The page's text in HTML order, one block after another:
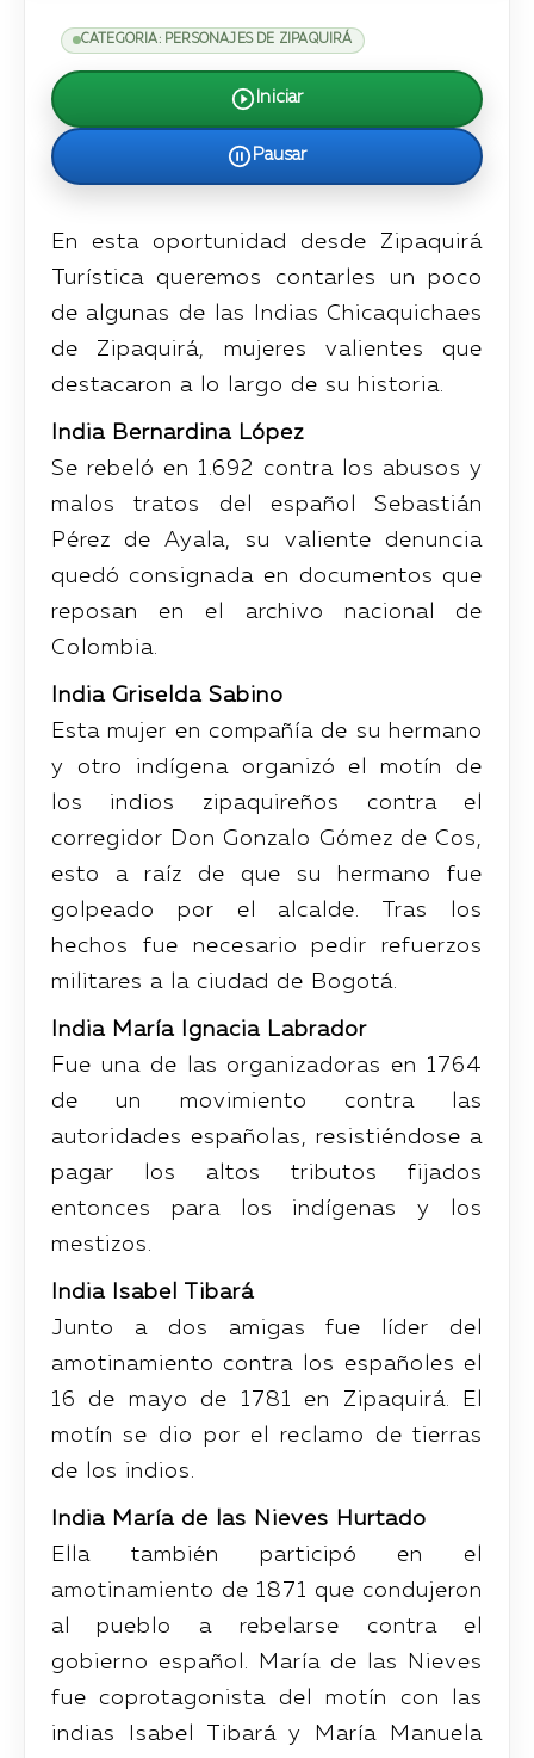
CATEGORIA: PERSONAJES DE ZIPAQUIRÁ
Iniciar
Pausar
En esta oportunidad desde Zipaquirá
Turística queremos contarles un poco
de algunas de las Indias Chicaquichaes
de Zipaquirá, mujeres valientes que
destacaron a lo largo de su historia.
India Bernardina López
Se rebeló en 1.692 contra los abusos y
malos tratos del español Sebastián
Pérez de Ayala, su valiente denuncia
quedó consignada en documentos que
reposan en el archivo nacional de
Colombia.
India Griselda Sabino
Esta mujer en compañía de su hermano
y otro indígena organizó el motín de
los indios zipaquireños contra el
corregidor Don Gonzalo Gómez de Cos,
esto a raíz de que su hermano fue
golpeado por el alcalde. Tras los
hechos fue necesario pedir refuerzos
militares a la ciudad de Bogotá.
India María Ignacia Labrador
Fue una de las organizadoras en 1764
de un movimiento contra las
autoridades españolas, resistiéndose a
pagar los altos tributos fijados
entonces para los indígenas y los
mestizos.
India Isabel Tibará
Junto a dos amigas fue líder del
amotinamiento contra los españoles el
16 de mayo de 1781 en Zipaquirá. El
motín se dio por el reclamo de tierras
de los indios.
India María de las Nieves Hurtado
Ella también participó en el
amotinamiento de 1871 que condujeron
al pueblo a rebelarse contra el
gobierno español. María de las Nieves
fue coprotagonista del motín con las
indias Isabel Tibará y María Manuela